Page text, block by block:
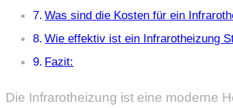
Was sind die Kosten für ein
Wie effektiv ist ein Infrarotheizung
Fazit:
Die Infrarotheizung ist eine moderne